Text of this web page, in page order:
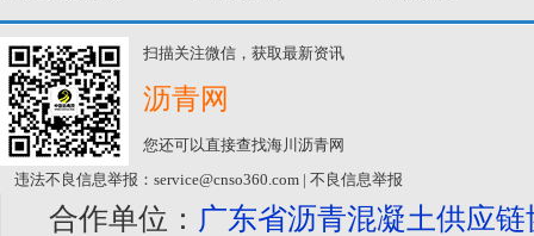
扫描关注微信，获取最新资讯
沥青网
您还可以直接查找海川沥青网
违法不良信息举报：service@cnso360.com | 不良信息举报
合作单位： 广东省沥青混凝土供应链